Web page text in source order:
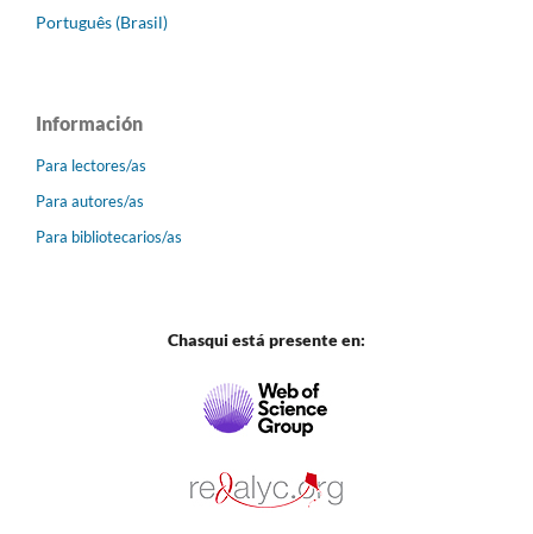
Português (Brasil)
Información
Para lectores/as
Para autores/as
Para bibliotecarios/as
Chasqui está presente en: